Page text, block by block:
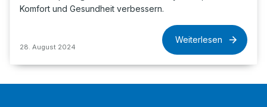
Komfort und Gesundheit verbessern.
28. August 2024
Weiterlesen